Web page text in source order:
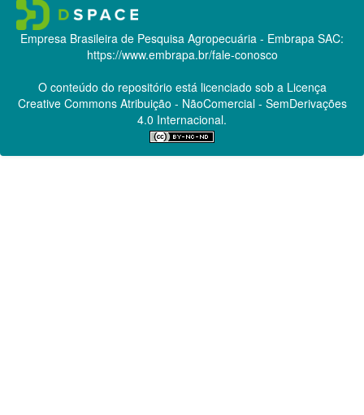
Empresa Brasileira de Pesquisa Agropecuária - Embrapa SAC:
https://www.embrapa.br/fale-conosco
O conteúdo do repositório está licenciado sob a Licença
Creative CommonsAtribuição - NãoComercial - SemDerivações
4.0 Internacional.